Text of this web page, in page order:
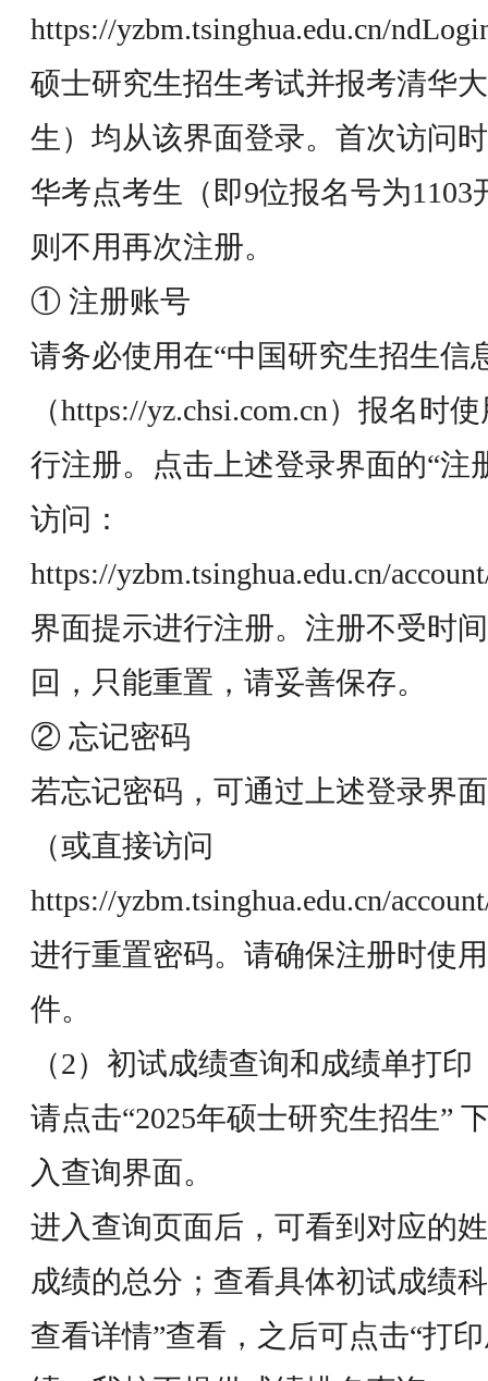
https://yzbm.tsinghua.edu.cn/
硕士研究生招生考试并报考清华
生）均从该界面登录。首次访问
华考点考生（即9位报名号为
则不用再次注册。
① 注册账号
请务必使用在“中国研究生招生信
（https://yz.chsi.com.cn）报名时
行注册。点击上述登录界面的“注
访问：
https://yzbm.tsinghua.edu.cn/
界面提示进行注册。注册不受时
回，只能重置，请妥善保存。
② 忘记密码
若忘记密码，可通过上述登录界
（或直接访问
https://yzbm.tsinghua.edu.cn/
进行重置密码。请确保注册时使
件。
（2）初试成绩查询和成绩单打印
请点击“2025年硕士研究生招生”
入查询界面。
进入查询页面后，可看到对应的
成绩的总分；查看具体初试成绩
查看详情”查看，之后可点击“打